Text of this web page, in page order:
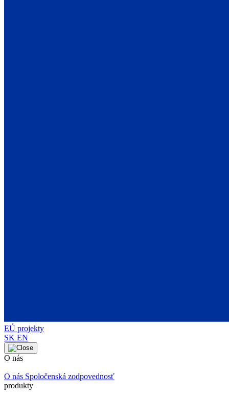
EÚ projekty
SK EN
O nás
O nás Spoločenská zodpovednosť
produkty